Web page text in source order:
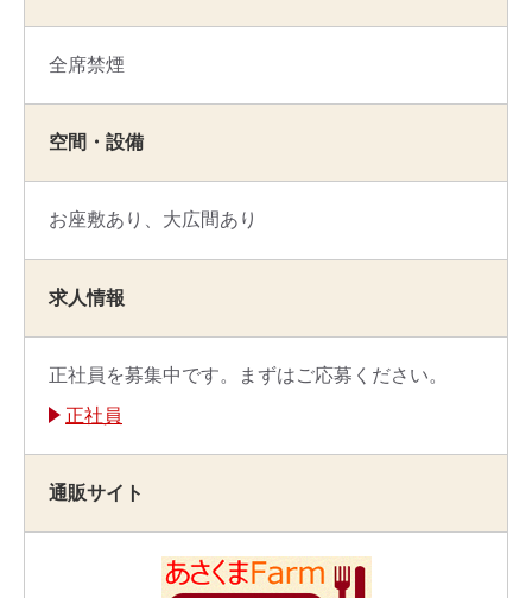
全席禁煙
空間・設備
お座敷あり 大広間あり
求人情報
正社員を募集中です。まずはご応募ください。
正社員
通販サイト